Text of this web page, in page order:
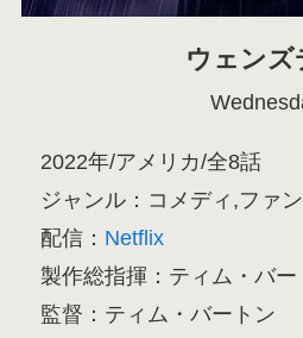
ウェンズ
2022年/アメリカ/全8話
ジャンル：コメディ,ファ
配信： Netflix
製作総指揮：ティム・バー
監督：ティム・バートン